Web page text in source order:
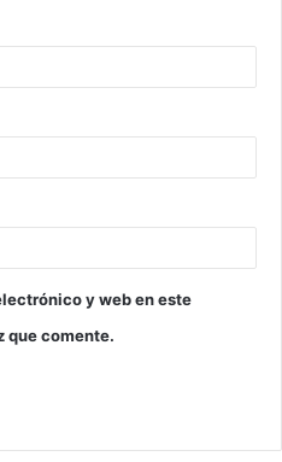
y web en este
que comente.